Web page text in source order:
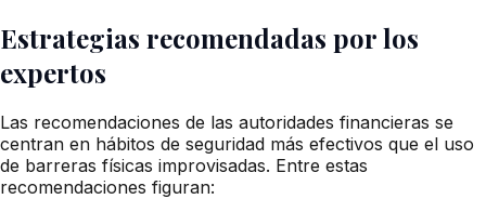
Estrategias recomendadas por los
expertos
Las recomendaciones de las autoridades financieras se
centran en hábitos de seguridad más efectivos que el uso
de barreras físicas improvisadas. Entre estas
recomendaciones figuran: